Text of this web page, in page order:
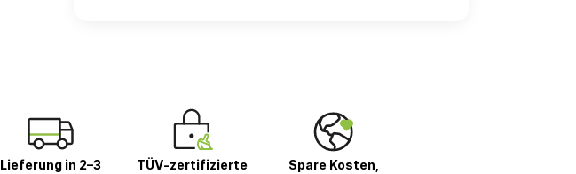
Lieferung in 2–3
TÜV-zertifizierte
Spare Kosten,